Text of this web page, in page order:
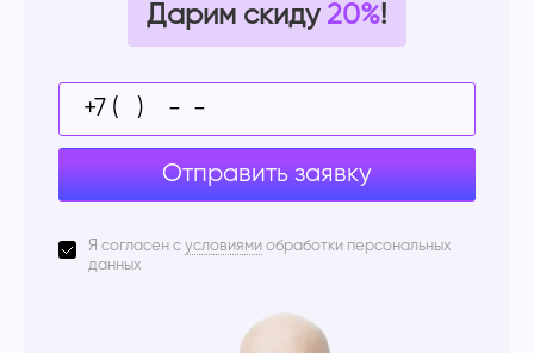
Дарим скиду 20%!
Отправить заявку
Я согласен с условиями обработки персональных
данных